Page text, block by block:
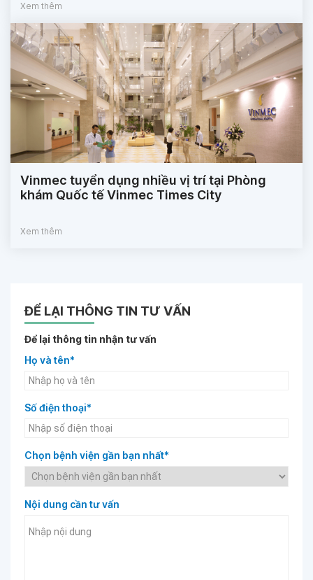
Xem thêm
Vinmec tuyển dụng nhiều vị trí tại Phòng
khám Quốc tế Vinmec Times City
Xem thêm
ĐỂ LẠI THÔNG TIN TƯ VẤN
Để lại thông tin nhận tư vấn
Họ và tên*
Số điện thoại*
Chọn bệnh viện gần bạn nhất*
Nội dung cần tư vấn